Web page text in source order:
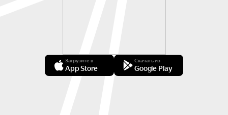
Загрузите в
App Store
Скачать из
Google Play